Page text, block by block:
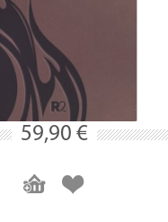
59,90 €